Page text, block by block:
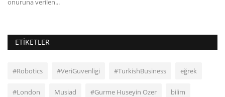
onuruna verilen...
ETIKETLER
#Robotics #VeriGuvenligi #TurkishBusiness eğrek
#London Musiad #Gurme Huseyin Ozer bilim